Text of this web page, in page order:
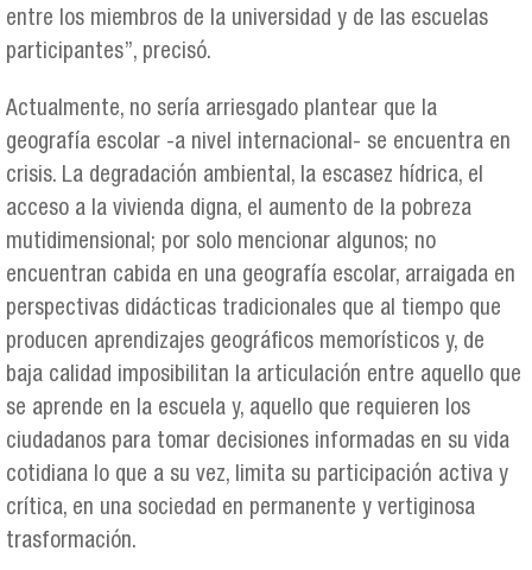
entre los miembros de la universidad y de las escuelas
participantes”, precisó.
Actualmente, no sería arriesgado plantear que la
geografía escolar -a nivel internacional- se encuentra en
crisis. La degradación ambiental, la escasez hídrica, el
acceso a la vivienda digna, el aumento de la pobreza
mutidimensional; por solo mencionar algunos; no
encuentran cabida en una geografía escolar, arraigada en
perspectivas didácticas tradicionales que al tiempo que
producen aprendizajes geográficos memorísticos y, de
baja calidad imposibilitan la articulación entre aquello que
se aprende en la escuela y, aquello que requieren los
ciudadanos para tomar decisiones informadas en su vida
cotidiana lo que a su vez, limita su participación activa y
crítica, en una sociedad en permanente y vertiginosa
trasformación.